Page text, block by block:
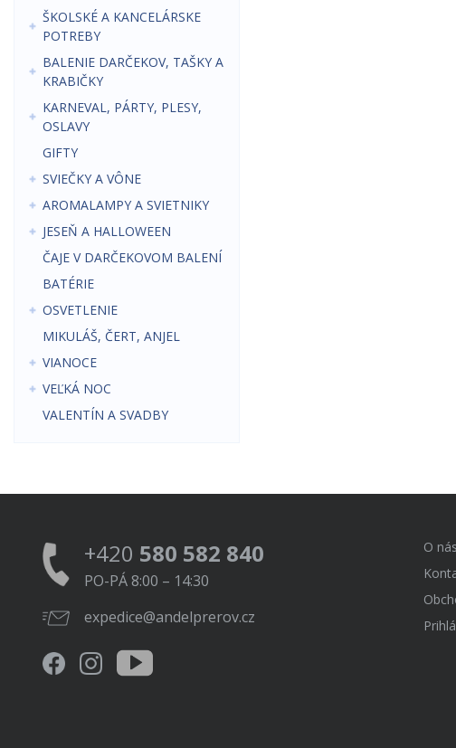
ŠKOLSKÉ A KANCELÁRSKE
POTREBY
BALENIE DARČEKOV, TAŠKY A
KRABIČKY
KARNEVAL, PÁRTY, PLESY,
OSLAVY
GIFTY
SVIEČKY A VÔNE
AROMALAMPY A SVIETNIKY
JESEŇ A HALLOWEEN
ČAJE V DARČEKOVOM BALENÍ
BATÉRIE
OSVETLENIE
MIKULÁŠ, ČERT, ANJEL
VIANOCE
VEĽKÁ NOC
VALENTÍN A SVADBY
+420 580 582 840
PO-PÁ 8:00 – 14:30
expedice@andelprerov.cz
O nás